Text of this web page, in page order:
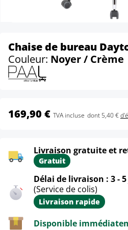
Chaise de bureau
Couleur: Noyer / Crème
169,90 € TVA incluse dont 5,40 €
Livraison gratuite et
Gratuit
Délai de livraison : 3 -
(Service de colis)
Livraison rapide
Disponible